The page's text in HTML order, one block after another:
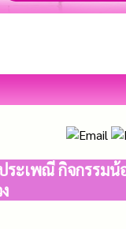
ะเพณี กิจกรรมน้